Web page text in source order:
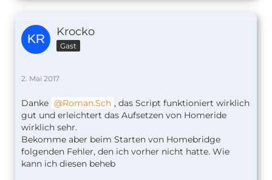
Krocko
Gast
2. Mai 2017
Danke Roman.Sch , das Script funktioniert wirklich
gut und erleichtert das Aufsetzen von Homeride
wirklich sehr.
Bekomme aber beim Starten von Homebridge
folgenden Fehler, den ich vorher nicht hatte. Wie
kann ich diesen beheb